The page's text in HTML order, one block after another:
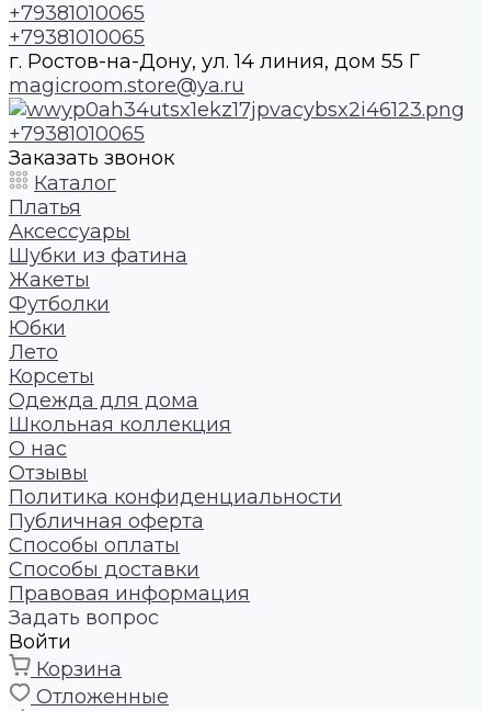
+79381010065
+79381010065
г. Ростов-на-Дону, ул. 14 линия, дом 55 Г
magicroom.store@ya.ru
+79381010065
Заказать звонок
Каталог
Платья
Аксессуары
Шубки из фатина
Жакеты
Футболки
Юбки
Лето
Корсеты
Одежда для дома
Школьная коллекция
О нас
Отзывы
Политика конфиденциальности
Публичная оферта
Способы оплаты
Способы доставки
Правовая информация
Задать вопрос
Войти
Корзина
Отложенные